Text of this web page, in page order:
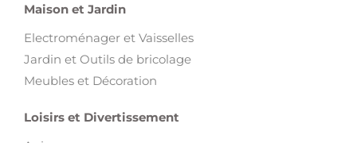
Maison et Jardin
Electroménager et Vaisselles
Jardin et Outils de bricolage
Meubles et Décoration
Loisirs et Divertissement